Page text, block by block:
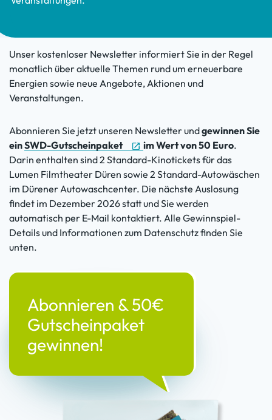
Unser kostenloser Newsletter informiert Sie in der Regel
monatlich über aktuelle Themen rund um erneuerbare
Energien sowie neue Angebote, Aktionen und
Veranstaltungen.
Abonnieren Sie jetzt unseren Newsletter undgewinnen Sie
einSWD-Gutscheinpaket im Wert von 50 Euro.
Darin enthalten sind 2 Standard-Kinotickets für das
Lumen Filmtheater Düren sowie 2 Standard-Autowäschen
im Dürener Autowaschcenter. Die nächste Auslosung
findet im Dezember 2026 statt und Sie werden
automatisch per E-Mail kontaktiert. Alle Gewinnspiel-
Details und Informationen zum Datenschutz finden Sie
unten.
Abonnieren & 50€
Gutscheinpaket
gewinnen!